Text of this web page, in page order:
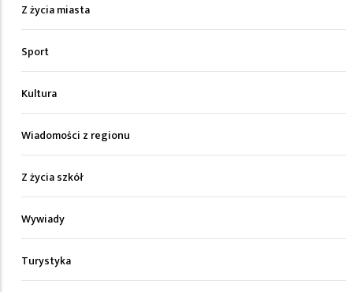
Z życia miasta
Sport
Kultura
Wiadomości z regionu
Z życia szkół
Wywiady
Turystyka